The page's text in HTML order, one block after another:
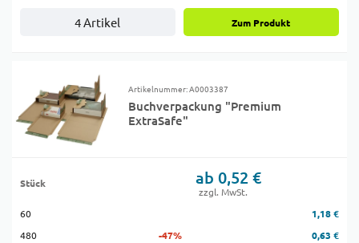
4 Artikel Zum Produkt
Artikelnummer: A0003387
Buchverpackung "Premium
ExtraSafe"
Stück ab 0,52 €
zzgl. MwSt.
60
1,18 €
480
-47%
0,63 €